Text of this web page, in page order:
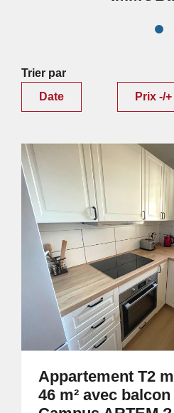
Trier par
Date
Prix -/+
Appartement T2
46 m² avec balcon